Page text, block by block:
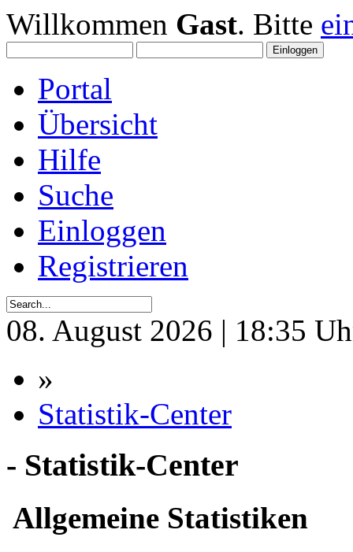
Willkommen Gast. Bitte
Portal
Übersicht
Hilfe
Suche
Einloggen
Registrieren
08. August 2026 | 18:35
»
Statistik-Center
- Statistik-Center
Allgemeine Statistiken